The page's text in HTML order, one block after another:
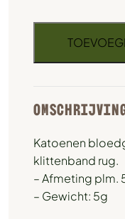
Katoenen
klittenband rug.
– Afmeting plm.
– Gewicht: 5g